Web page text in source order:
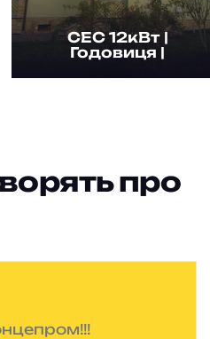
СЕС 12кВт |
Годовиця |
про